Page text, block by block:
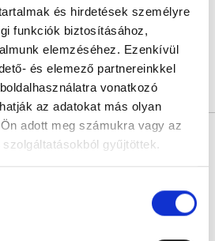
és hirdetések személyre
funkciók biztosításához,
elemzéséhez. Ezenkívül
és elemező partnereinkkel
vonatkozó
az adatokat más olyan
adott meg számukra vagy az
gyűjtöttek.
info/foglaljorvost-
időpont:augusztus 10.
Összes időpont
Barkai László